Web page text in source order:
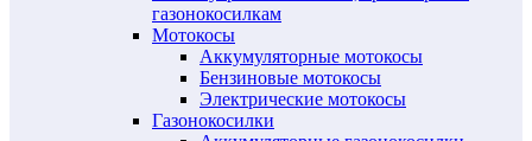
газонокосилкам
Мотокосы
Аккумуляторные мотокосы
Бензиновые мотокосы
Электрические мотокосы
Газонокосилки